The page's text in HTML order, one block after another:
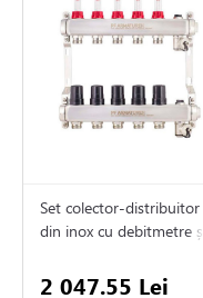
Set colector-distribuitor
din inox cu debitmetre și
3/4"M (3)
2 047.55 Lei